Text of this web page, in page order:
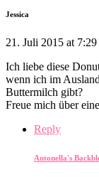
Jessica
21. Juli 2015 at 7:29
Ich liebe diese
wenn ich im
Buttermilch gibt?
Freue mich über
Reply
Antonella's